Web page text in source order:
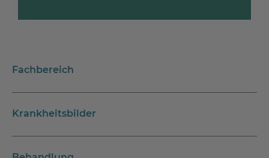
Fachbereich
Krankheitsbilder